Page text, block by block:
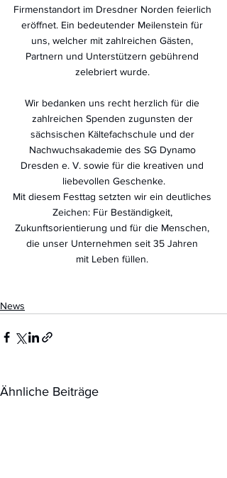
Firmenstandort im Dresdner Norden feierlich
eröffnet. Ein bedeutender Meilenstein für
uns, welcher mit zahlreichen Gästen,
Partnern und Unterstützern gebührend
zelebriert wurde.
Wir bedanken uns recht herzlich für die
zahlreichen Spenden zugunsten der
sächsischen Kältefachschule und der
Nachwuchsakademie des SG Dynamo
Dresden e. V. sowie für die kreativen und
liebevollen Geschenke.
Mit diesem Festtag setzten wir ein deutliches
Zeichen: Für Beständigkeit,
Zukunftsorientierung und für die Menschen,
die unser Unternehmen seit 35 Jahren
mit Leben füllen.
News
Ähnliche Beiträge